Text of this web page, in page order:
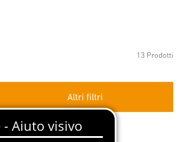
13 Prodotti
Altri filtri